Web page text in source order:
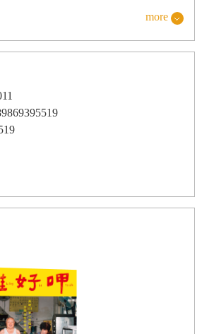
五行調和。人體氣血運行盛衰，與五臟六
調和的五味，可使胃氣健旺，氣血生化
，調和精神氣血。
，因它較為平和，將食物與中藥的藥
衛生福利部中醫藥司司長 黃怡超
more